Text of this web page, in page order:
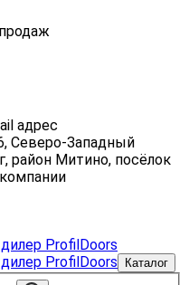
адрес
Северо-Западный
район Митино, посёлок
Каталог